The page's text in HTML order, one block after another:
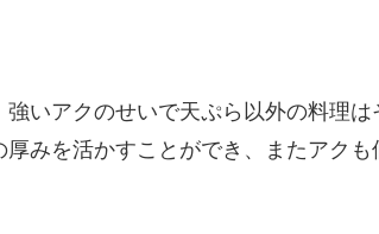
いアクのせいで天ぷら以外の料理は
みを活かすことができ、またアク